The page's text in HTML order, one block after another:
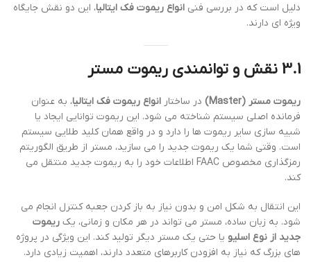
دلیل است که در بررسی فنی انواع ریموت فک ایتالیا، این دو نقش جایگاه
ویژه ای دارند.
3.1 نقش و توانمندی ریموت مستر
ریموت مستر (Master) در ساختار انواع ریموت فک ایتالیا، به عنوان
فرمانده اصلی سیستم شناخته می شود. این ریموت توانایی ایجاد یا
شبیه سازی سایر ریموت ها را دارد و در واقع همان کلید طلایی سیستم
است. وقتی شما یک ریموت جدید را می سازید، مستر از طریق الگوریتم
رمزگذاری مخصوص FAAC اطلاعات خود را به ریموت جدید منتقل می
کند.
این انتقال به شکل امن و بدون نیاز به باز کردن جعبه کنترل انجام می
شود. به زبان ساده، مستر می تواند در هر مکان و زمانی، یک ریموت
جدید از نوع اسلیو یا حتی یک مستر دیگر تولید کند. این ویژگی در پروژه
های بزرگ که نیاز به افزودن کاربرهای متعدد دارند، اهمیت زیادی دارد.